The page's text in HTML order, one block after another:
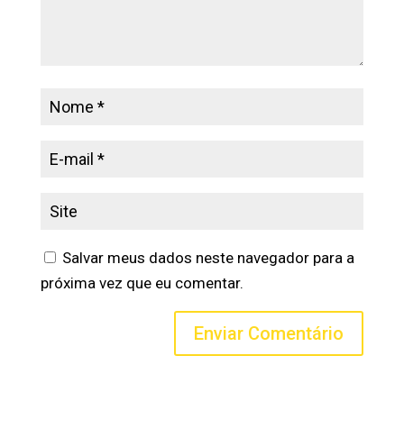
Salvar meus dados neste navegador para a
próxima vez que eu comentar.